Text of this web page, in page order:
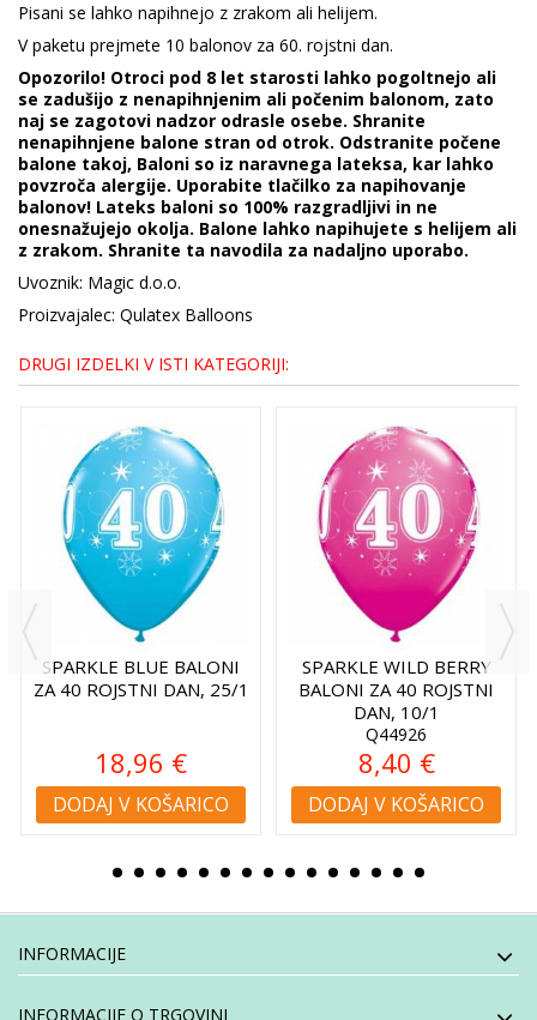
Pisani se lahko napihnejo z zrakom ali helijem.
V paketu prejmete 10 balonov za 60. rojstni dan.
Opozorilo! Otroci pod 8 let starosti lahko pogoltnejo ali
se zadušijo z nenapihnjenim ali počenim balonom, zato
naj se zagotovi nadzor odrasle osebe. Shranite
nenapihnjene balone stran od otrok. Odstranite počene
balone takoj, Baloni so iz naravnega lateksa, kar lahko
povzroča alergije. Uporabite tlačilko za napihovanje
balonov! Lateks baloni so 100% razgradljivi in ne
onesnažujejo okolja. Balone lahko napihujete s helijem ali
z zrakom. Shranite ta navodila za nadaljno uporabo.
Uvoznik: Magic d.o.o.
Proizvajalec: Qulatex Balloons
DRUGI IZDELKI V ISTI KATEGORIJI:
SPARKLE BLUE BALONI
ZA 40 ROJSTNI DAN, 25/1
18,96 €
DODAJ V KOŠARICO
SPARKLE WILD BERRY
BALONI ZA 40 ROJSTNI
DAN, 10/1
Q44926
8,40 €
DODAJ V KOŠARICO
INFORMACIJE
INFORMACIJE O TRGOVINI